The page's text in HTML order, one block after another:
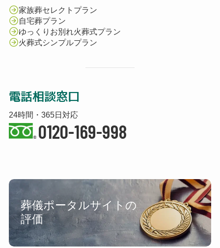
家族葬セレクトプラン
自宅葬プラン
ゆっくりお別れ火葬式プラン
火葬式シンプルプラン
電話相談窓口
24時間・365日対応
0120-169-998
葬儀ポータルサイトの
評価